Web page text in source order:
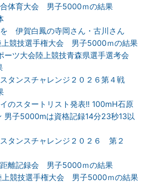
合体育大会 男子5000ｍの結果
を 伊賀白鳳の寺岡さん・古川さん
上競技選手権大会 男子5000ｍの結果
ーツ大会陸上競技青森県選手選考会
スタンスチャレンジ２０２６第４戦
のスタートリスト発表!! 100mH石原
男子5000mは資格記録14分23秒13以
スタンスチャレンジ２０２６ 第２
距離記録会 男子5000ｍの結果
上競技選手権大会 男子5000ｍの結果